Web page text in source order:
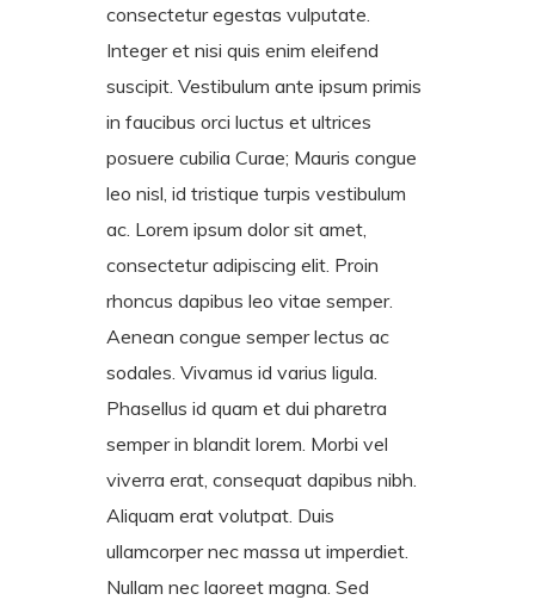
consectetur egestas vulputate.
Integer et nisi quis enim eleifend
suscipit. Vestibulum ante ipsum primis
in faucibus orci luctus et ultrices
posuere cubilia Curae; Mauris congue
leo nisl, id tristique turpis vestibulum
ac. Lorem ipsum dolor sit amet,
consectetur adipiscing elit. Proin
rhoncus dapibus leo vitae semper.
Aenean congue semper lectus ac
sodales. Vivamus id varius ligula.
Phasellus id quam et dui pharetra
semper in blandit lorem. Morbi vel
viverra erat, consequat dapibus nibh.
Aliquam erat volutpat. Duis
ullamcorper nec massa ut imperdiet.
Nullam nec laoreet magna. Sed